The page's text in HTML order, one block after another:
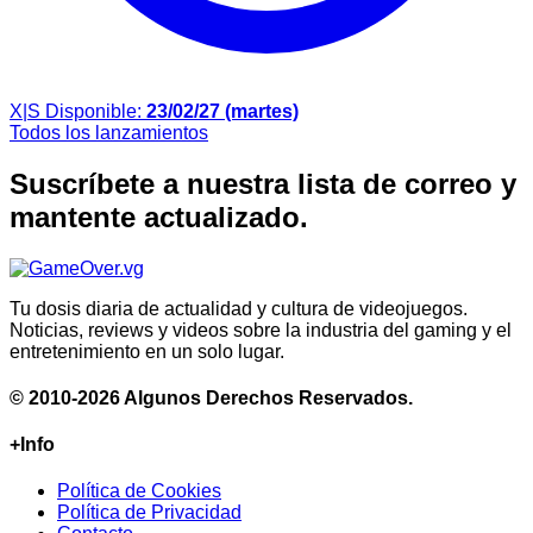
X|S Disponible: 23/02/27 (martes)
Todos los lanzamientos
Suscríbete a nuestra lista de correo y
mantente actualizado.
Tu dosis diaria de actualidad y cultura de videojuegos.
Noticias, reviews y videos sobre la industria del gaming y el
entretenimiento en un solo lugar.
© 2010-2026 Algunos Derechos Reservados.
+Info
Política de Cookies
Política de Privacidad